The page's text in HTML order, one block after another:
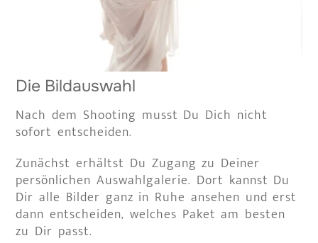
Die Bildauswahl
Nach dem Shooting musst Du Dich nicht
sofort entscheiden.
Zunächst erhältst Du Zugang zu Deiner
persönlichen Auswahlgalerie. Dort kannst Du
Dir alle Bilder ganz in Ruhe ansehen und erst
dann entscheiden, welches Paket am besten
zu Dir passt.